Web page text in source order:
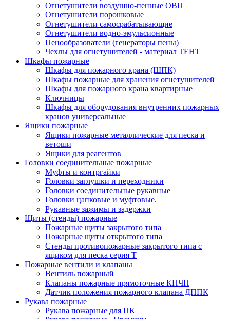
Огнетушители воздушно-пенные ОВП
Огнетушители порошковые
Огнетушители самосрабатывающие
Огнетушители водно-эмульсионные
Пенообразователи (генераторы пены)
Чехлы для огнетушителей - материал ТЕНТ
Шкафы пожарные
Шкафы для пожарного крана (ШПК)
Шкафы пожарные для хранения огнетушителей
Шкафы для пожарного крана квартирные
Ключницы
Шкафы для оборудования внутренних пожарных
кранов универсальные
Ящики пожарные
Ящики пожарные металлические для песка и
ветоши
Ящики для реагентов
Головки соединительные пожарные
Муфты и контргайки
Головки заглушки и переходники
Головки соединительные рукавные
Головки цапковые и муфтовые.
Рукавные зажимы и задержки
Щиты (стенды) пожарные
Пожарные щиты закрытого типа
Пожарные щиты открытого типа
Стенды противопожарные закрытого типа с
ящиком для песка серия Т
Пожарные вентили и клапаны
Вентиль пожарный
Клапаны пожарные прямоточные КПЧП
Датчик положения пожарного клапана ДППК
Рукава пожарные
Рукава пожарные для ПК